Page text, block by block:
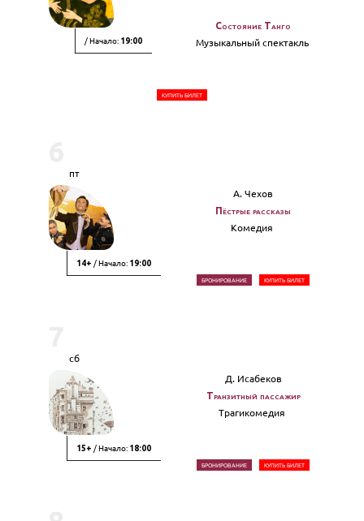
/ Начало: 19:00
Состояние Танго
Музыкальный спектакль
КУПИТЬ БИЛЕТ
пт
14+ / Начало: 19:00
А. Чехов
Пёстрые рассказы
Комедия
БРОНИРОВАНИЕ КУПИТЬ БИЛЕТ
сб
15+ / Начало: 18:00
Д. Исабеков
Транзитный пассажир
Трагикомедия
БРОНИРОВАНИЕ КУПИТЬ БИЛЕТ